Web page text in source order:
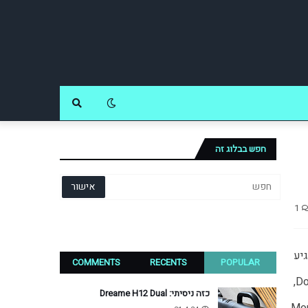
1
חפש בבלוג זה
POPULAR
RECENTS
COMMENTS
כזה ניסיתי: Dreame H12 Dual